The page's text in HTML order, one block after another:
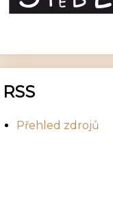
RSS
Přehled zdrojů